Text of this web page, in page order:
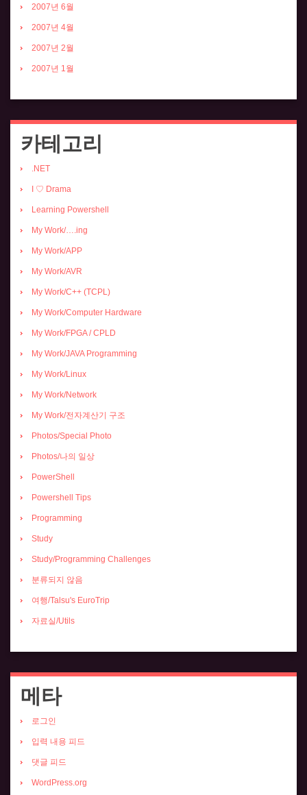
2007년 6월
2007년 4월
2007년 2월
2007년 1월
카테고리
.NET
I ♡ Drama
Learning Powershell
My Work/….ing
My Work/APP
My Work/AVR
My Work/C++ (TCPL)
My Work/Computer Hardware
My Work/FPGA / CPLD
My Work/JAVA Programming
My Work/Linux
My Work/Network
My Work/전자계산기 구조
Photos/Special Photo
Photos/나의 일상
PowerShell
Powershell Tips
Programming
Study
Study/Programming Challenges
분류되지 않음
여행/Talsu's EuroTrip
자료실/Utils
메타
로그인
입력 내용 피드
댓글 피드
WordPress.org